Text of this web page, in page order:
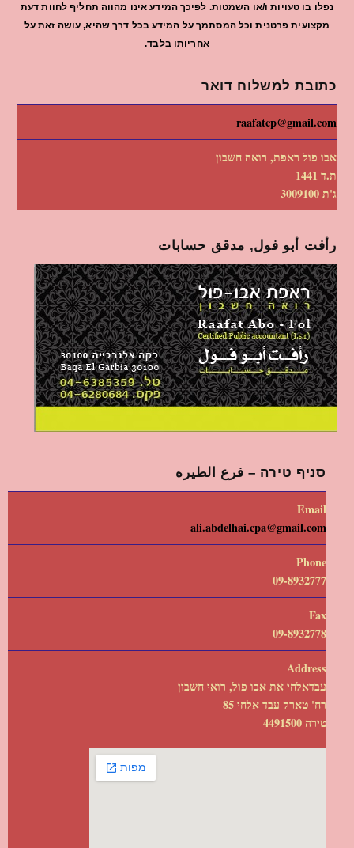
נפלו בו טעויות ו/או השמטות. לפיכך המידע אינו מהווה תחליף לחוות דעת
מקצועית פרטנית וכל המסתמך על המידע בכל דרך שהיא, עושה זאת על
אחריותו בלבד.
כתובת למשלוח דואר
raafatcp@gmail.com
אבו פול ראפת, רואה חשבון
ת.ד 1441
ג'ת 3009100
رأفت أبو فول, مدقق حسابات
סניף טירה – فرع الطيره
Email
ali.abdelhai.cpa@gmail.com
Phone
09-8932777
Fax
09-8932778
Address
עבדאלחי את אבו פול, רואי חשבון
רח' טארק עבד אלחי 85
טירה 4491500